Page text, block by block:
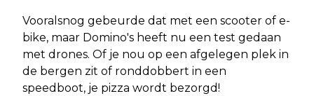
Vooralsnog gebeurde dat met een scooter of e-
bike, maar Domino's heeft nu een test gedaan
met drones. Of je nou op een afgelegen plek in
de bergen zit of ronddobbert in een
speedboot, je pizza wordt bezorgd!